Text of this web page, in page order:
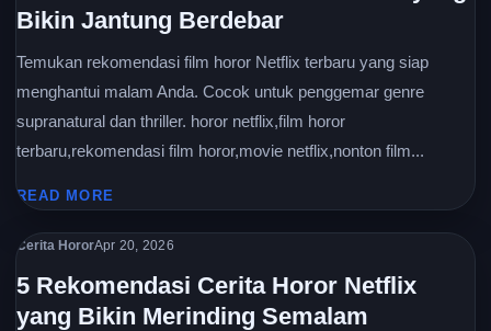
Bikin Jantung Berdebar
Temukan rekomendasi film horor Netflix terbaru yang siap
menghantui malam Anda. Cocok untuk penggemar genre
supranatural dan thriller. horor netflix,film horor
terbaru,rekomendasi film horor,movie netflix,nonton film...
READ MORE
Cerita HororApr 20, 2026
5 Rekomendasi Cerita Horor Netflix
yang Bikin Merinding Semalam